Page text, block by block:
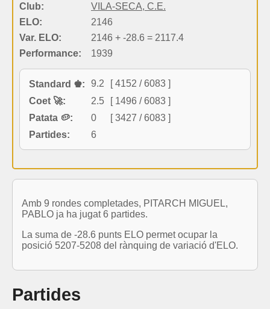
Club:
VILA-SECA, C.E.
ELO:
2146
Var. ELO:
2146 + -28.6 = 2117.4
Performance:
1939
Standard ♚: 9.2
[ 4152 / 6083 ]
Coet 🚀:
2.5
[ 1496 / 6083 ]
Patata 🥔:
0
[ 3427 / 6083 ]
Partides:
6
Amb 9 rondes completades, PITARCH MIGUEL,
PABLO ja ha jugat 6 partides.
La suma de -28.6 punts ELO permet ocupar la
posició 5207-5208 del rànquing de variació d'ELO.
Partides